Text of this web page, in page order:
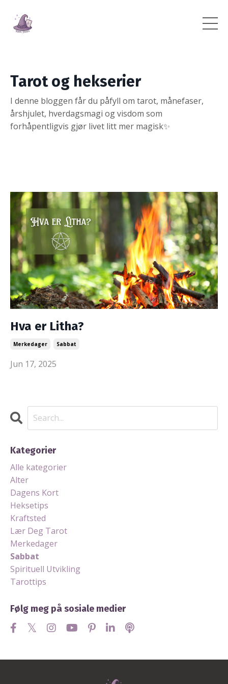
Tarot og hekserier
I denne bloggen får du påfyll om tarot, månefaser,
årshjulet, hverdagsmagi og visdom som
forhåpentligvis gjør livet litt mer magisk✨
Hva er Litha?
Merkedager Sabbat
Jun 17, 2025
Kategorier
Alle kategorier
Alter
Dagens Kort
Heksetips
Kraftsted
Lær Deg Tarot
Merkedager
Sabbat
Spirituell Utvikling
Tarottips
Følg meg på sosiale medier